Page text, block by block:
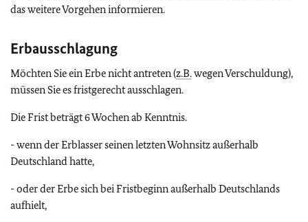
das weitere Vorgehen informieren.
Erbausschlagung
Möchten Sie ein Erbe nicht antreten (z.B.wegen Verschuldung),
müssen Sie es fristgerecht ausschlagen.
Die Frist beträgt 6 Wochen ab Kenntnis.
- wenn der Erblasser seinen letzten Wohnsitz außerhalb
Deutschland hatte,
- oder der Erbe sich bei Fristbeginn außerhalb Deutschlands
aufhielt,